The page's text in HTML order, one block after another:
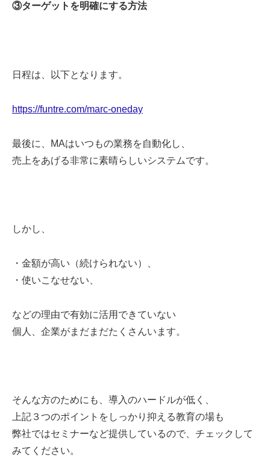
③ターゲットを明確にする方法
日程は、以下となります。
https://funtre.com/marc-oneday
最後に、 MAはいつもの業務を自動化し、
売上をあげる非常に素晴らしいシステムです。
しかし、
・金額が高い（続けられない）、
・使いこなせない、
などの理由で有効に活用できていない
個人、企業がまだまだたくさんいます。
そんな方のためにも、導入のハードルが低く、
上記３つのポイントをしっかり抑える教育の場も
弊社ではセミナーなど提供しているので、チェックして
みてください。